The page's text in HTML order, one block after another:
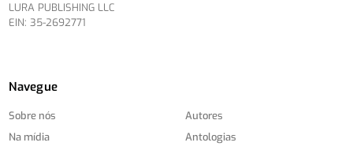
LURA PUBLISHING LLC
EIN: 35-2692771
Navegue
Sobre nós
Na mídia
Autores
Antologias